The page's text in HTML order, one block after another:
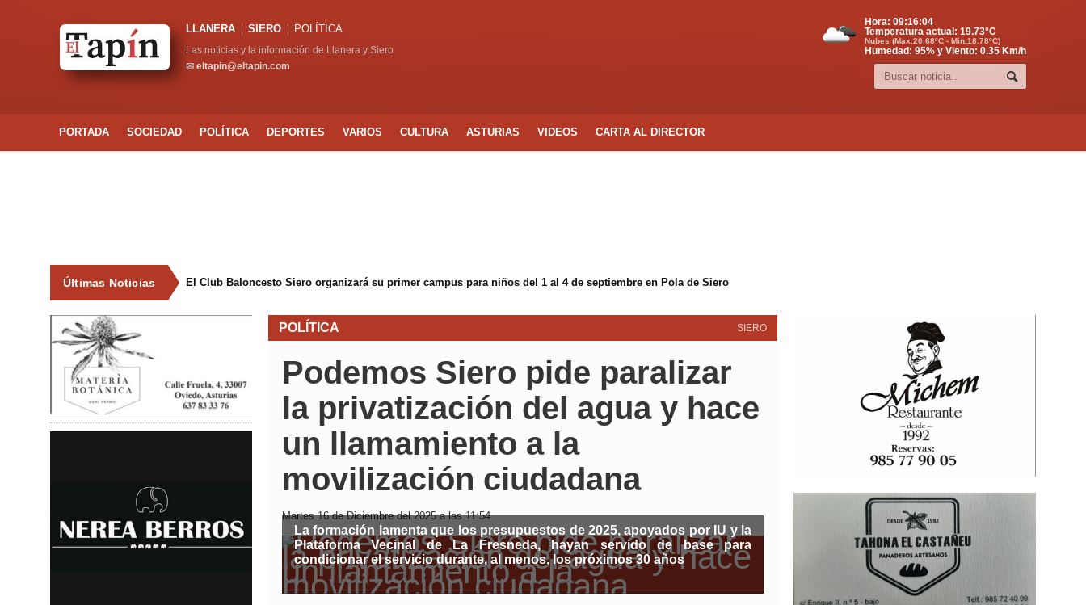
LLANERA SIERO POLÍTICA
Las noticias y la información de Llanera y Siero
✉ eltapin@eltapin.com
Hora: 09:16:05
Temperatura actual: 19.73°C
Nubes (Max.20.68ºC - Min.18.78ºC)
Humedad: 95% y Viento: 0.35 Km/h
PORTADA SOCIEDAD POLÍTICA DEPORTES VARIOS CULTURA ASTURIAS VIDEOS CARTA AL DIRECTOR
Últimas Noticias El Club Baloncesto Siero organizará su primer campus para niños del 1 al 4 de septiembre en Pola de Siero
SIERO
POLÍTICA
Podemos Siero pide paralizar
la privatización del agua y hace
un llamamiento a la
movilización ciudadana
Martes 16 de Diciembre del 2025 a las 11:54
La formación lamenta que los presupuestos de 2025, apoyados por IU y la
Plataforma Vecinal de La Fresneda, hayan servido de base para
condicionar el servicio durante, al menos, los próximos 30 años